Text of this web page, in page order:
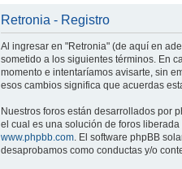
Retronia - Registro
Al ingresar en "Retronia" (de aquí en
sometido a los siguientes términos. En
momento e intentaríamos avisarte, sin
esos cambios significa que acuerdas
Nuestros foros están desarrollados por
el cual es una solución de foros liberada
www.phpbb.com . El software phpBB
desaprobamos como conductas y/o